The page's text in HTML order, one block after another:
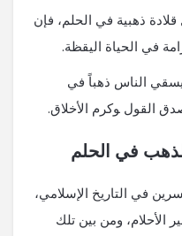
ذهبية في الحلم، فإن
في⁣ الحياة اليقظة.
الناس ذهباً ‌في
القول ‍وكرم الأخلاق.
في الحلم
في التاريخ الإسلامي،
الأحلام، ⁢ومن بين تلك